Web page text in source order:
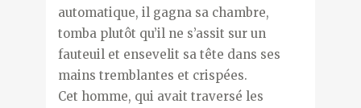
automatique, il gagna sa chambre,
tomba plutôt qu’il ne s’assit sur un
fauteuil et ensevelit sa tête dans ses
mains tremblantes et crispées.
Cet homme, qui avait traversé les